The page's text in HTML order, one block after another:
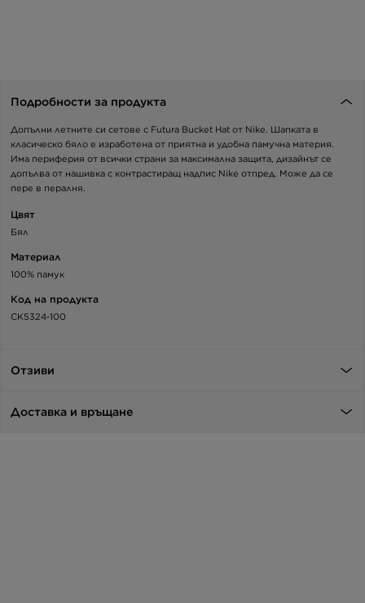
Подробности за продукта
Допълни летните си сетове с Futura Bucket Hat от Nike. Шапката в
класическо бяло е изработена от приятна и удобна памучна материя.
Има периферия от всички страни за максимална защита, дизайнът се
допълва от нашивка с контрастиращ надпис Nike отпред. Може да се
пере в пералня.
Цвят
Бял
Материал
100% памук
Код на продукта
CK5324-100
Отзиви
Доставка и връщане